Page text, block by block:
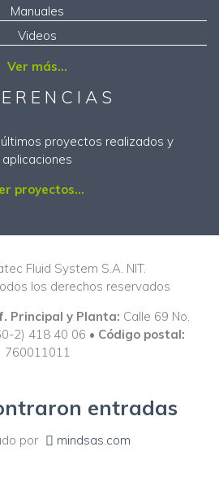
Manuales
Videos
Ver más...
proyectos realizados y
aplicaciones
proyectos...
Fluid System S.A. NIT.
los derechos reservados
Principal y Planta: Calle 69 No.
2) 418 40 06 • Código postal:
760011011
entradas
por mindsas.com